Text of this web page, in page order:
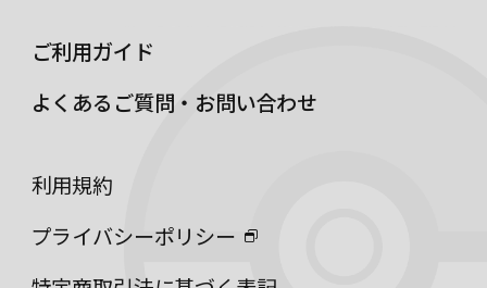
ご利用ガイド
よくあるご質問・お問い合わせ
利用規約
プライバシーポリシー